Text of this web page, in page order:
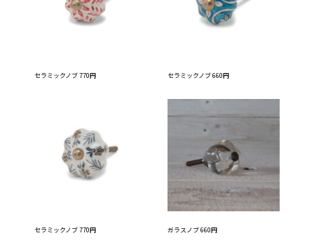
セラミックノブ 770円 セラミックノブ 660円
セラミックノブ 770円 ガラスノブ 660円